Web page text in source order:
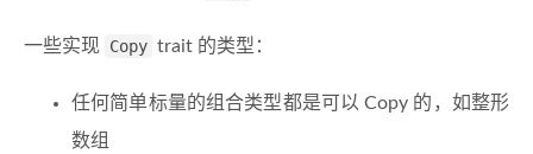
一些实现 Copy trait 的类型：
任何简单标量的组合类型都是可以 Copy 的，如整形
数组